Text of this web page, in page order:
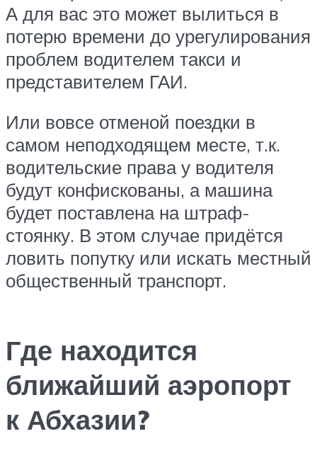
А для вас это может вылиться в
потерю времени до урегулирования
проблем водителем такси и
представителем ГАИ.
Или вовсе отменой поездки в
самом неподходящем месте, т.к.
водительские права у водителя
будут конфискованы, а машина
будет поставлена на штраф-
стоянку. В этом случае придётся
ловить попутку или искать местный
общественный транспорт.
Где находится
ближайший аэропорт
к Абхазии?